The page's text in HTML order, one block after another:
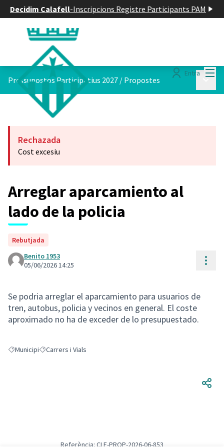
Decidim Calafell-Inscripcions Registre Participants PAM
Entra
Pressupostos Participatius 2027 / Propostes
Rechazada
Cost excesiu
Arreglar aparcamiento al
lado de la policia
Rebutjada
Benito 1953
05/06/2026 14:25
Se podria arreglar el aparcamiento para usuarios de
tren, autobus, policia y vecinos en general. El coste
aproximado no ha de exceder de lo presupuestado.
Resultats en filtrar per: Municipi
MunicipiResultats en filtrar per: Carrers i Vials
Carrers i Vials
Referència: CLF-PROP-2026-06-853